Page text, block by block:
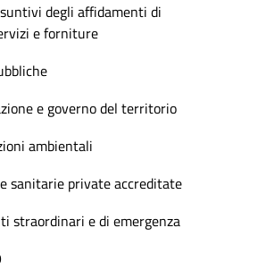
degli affidamenti di
e forniture
e governo del territorio
ambientali
sanitarie private accreditate
straordinari e di emergenza